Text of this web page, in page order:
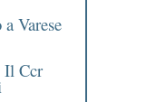
Varese
Il Ccr